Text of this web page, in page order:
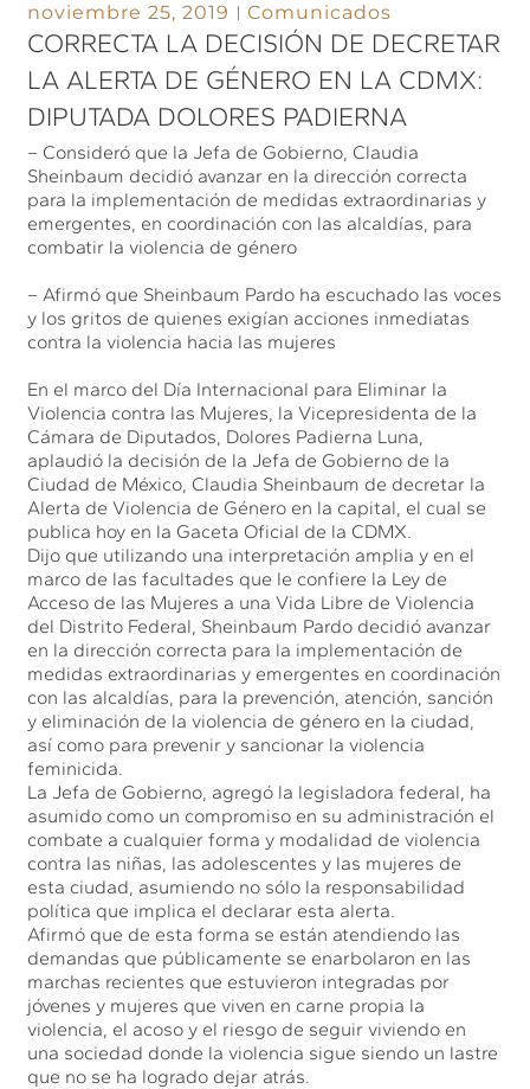
noviembre 25, 2019 Comunicados
CORRECTA LA DECISIÓN DE DECRETAR
LA ALERTA DE GÉNERO EN LA CDMX:
DIPUTADA DOLORES PADIERNA
– Consideró que la Jefa de Gobierno, Claudia
Sheinbaum decidió avanzar en la dirección correcta
para la implementación de medidas extraordinarias y
emergentes, en coordinación con las alcaldías, para
combatir la violencia de género
– Afirmó que Sheinbaum Pardo ha escuchado las voces
y los gritos de quienes exigían acciones inmediatas
contra la violencia hacia las mujeres
En el marco del Día Internacional para Eliminar la
Violencia contra las Mujeres, la Vicepresidenta de la
Cámara de Diputados, Dolores Padierna Luna,
aplaudió la decisión de la Jefa de Gobierno de la
Ciudad de México, Claudia Sheinbaum de decretar la
Alerta de Violencia de Género en la capital, el cual se
publica hoy en la Gaceta Oficial de la CDMX.
Dijo que utilizando una interpretación amplia y en el
marco de las facultades que le confiere la Ley de
Acceso de las Mujeres a una Vida Libre de Violencia
del Distrito Federal, Sheinbaum Pardo decidió avanzar
en la dirección correcta para la implementación de
medidas extraordinarias y emergentes en coordinación
con las alcaldías, para la prevención, atención, sanción
y eliminación de la violencia de género en la ciudad,
así como para prevenir y sancionar la violencia
feminicida.
La Jefa de Gobierno, agregó la legisladora federal, ha
asumido como un compromiso en su administración el
combate a cualquier forma y modalidad de violencia
contra las niñas, las adolescentes y las mujeres de
esta ciudad, asumiendo no sólo la responsabilidad
política que implica el declarar esta alerta.
Afirmó que de esta forma se están atendiendo las
demandas que públicamente se enarbolaron en las
marchas recientes que estuvieron integradas por
jóvenes y mujeres que viven en carne propia la
violencia, el acoso y el riesgo de seguir viviendo en
una sociedad donde la violencia sigue siendo un lastre
que no se ha logrado dejar atrás.